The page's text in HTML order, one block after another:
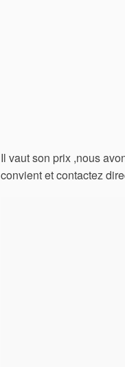
Il vaut son prix ,nous
convient et contactez